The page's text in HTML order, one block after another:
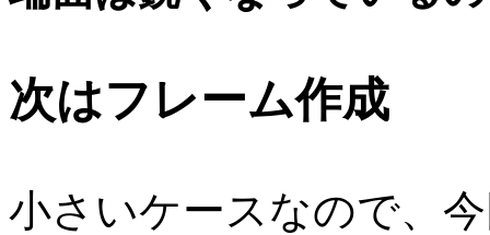
次はフレーム作成
小さいケースなので、